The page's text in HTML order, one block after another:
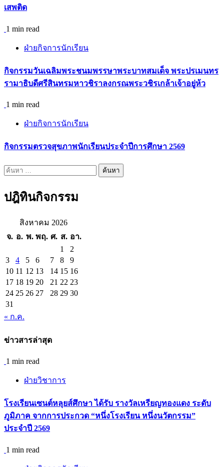
เสพติด
1 min read
ฝ่ายกิจการนักเรียน
กิจกรรมวันเฉลิมพระชนมพรรษาพระบาทสมเด็จ พระปรเมนทร
รามาธิบดีศรีสินทรมหาวชิราลงกรณพระวชิรเกล้าเจ้าอยู่ห้ว
1 min read
ฝ่ายกิจการนักเรียน
กิจกรรมตรวจสุขภาพนักเรียนประจำปีการศึกษา 2569
ค้นหา
ปฎิทินกิจกรรม
สิงหาคม 2026
จ. อ. พ. พฤ. ศ. ส. อา.
1
2
3
4 5 6 7 8
9
10 11 12 13 14 15 16
17 18 19 20 21 22 23
24 25 26 27 28 29 30
31
« ก.ค.
ข่าวสารล่าสุด
1 min read
ฝ่ายวิชาการ
โรงเรียนเซนต์หลุยส์ศึกษา ได้รับ รางวัลเหรียญทองแดง ระดับ
ภูมิภาค จากการประกวด “หนึ่งโรงเรียน หนึ่งนวัตกรรม”
ประจำปี 2569
1 min read